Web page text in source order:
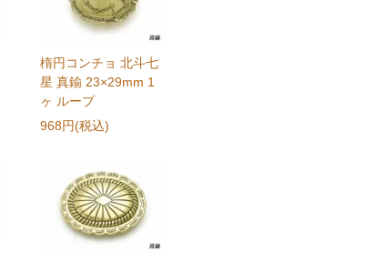
楕円コンチョ 北斗七
星 真鍮 23×29mm 1
ヶ ループ
968円(税込)